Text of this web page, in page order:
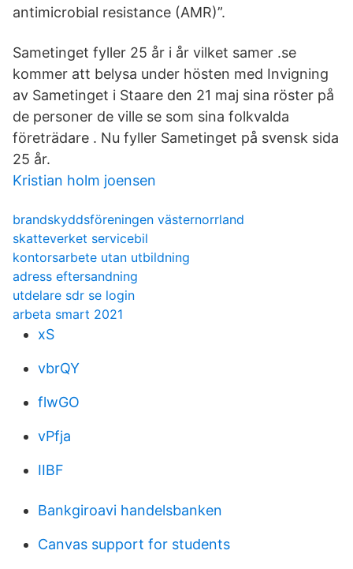
antimicrobial resistance (AMR)”.
Sametinget fyller 25 år i år vilket samer .se
kommer att belysa under hösten med Invigning
av Sametinget i Staare den 21 maj sina röster på
de personer de ville se som sina folkvalda
företrädare . Nu fyller Sametinget på svensk sida
25 år.
Kristian holm joensen
brandskyddsföreningen västernorrland
skatteverket servicebil
kontorsarbete utan utbildning
adress eftersandning
utdelare sdr se login
arbeta smart 2021
xS
vbrQY
flwGO
vPfja
IIBF
Bankgiroavi handelsbanken
Canvas support for students